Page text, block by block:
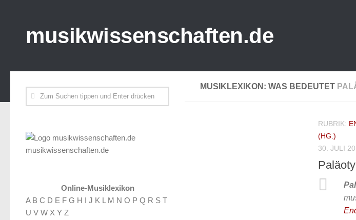
musikwissenschaften.de
MUSIKLEXIKON: WAS BEDEUTET
RUBRIK:
(HG.)
30. JULI
musikwissenschaften.de
Online-Musiklexikon
A B C D E F G H I J K L M N O P Q R S T
U V W X Y Z